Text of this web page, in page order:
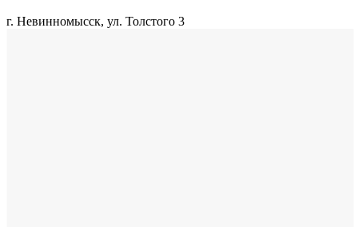
г. Невинномысск, ул. Толстого 3